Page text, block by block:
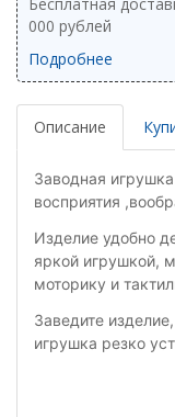
000 рублей
Подробнее
Описание
Заводная
восприятия
Изделие удобно
яркой игрушкой,
моторику и
Заведите
игрушка резко